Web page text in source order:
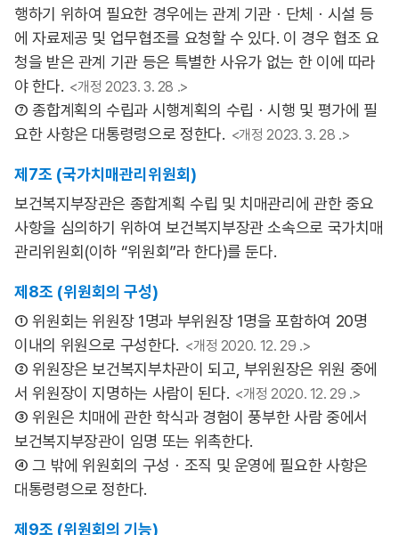
행하기 위하여 필요한 경우에는 관계 기관ㆍ단체ㆍ시설 등
에 자료제공 및 업무협조를 요청할 수 있다. 이 경우 협조 요
청을 받은 관계 기관 등은 특별한 사유가 없는 한 이에 따라
야 한다. <개정 2023. 3. 28 .>
⑦ 종합계획의 수립과 시행계획의 수립ㆍ시행 및 평가에 필
요한 사항은 대통령령으로 정한다. <개정 2023. 3. 28 .>
제7조 (국가치매관리위원회)
보건복지부장관은 종합계획 수립 및 치매관리에 관한 중요
사항을 심의하기 위하여 보건복지부장관 소속으로 국가치매
관리위원회(이하 “위원회”라 한다)를 둔다.
제8조 (위원회의 구성)
① 위원회는 위원장 1명과 부위원장 1명을 포함하여 20명
이내의 위원으로 구성한다. <개정 2020. 12. 29 .>
② 위원장은 보건복지부차관이 되고, 부위원장은 위원 중에
서 위원장이 지명하는 사람이 된다. <개정 2020. 12. 29 .>
③ 위원은 치매에 관한 학식과 경험이 풍부한 사람 중에서
보건복지부장관이 임명 또는 위촉한다.
④ 그 밖에 위원회의 구성ㆍ조직 및 운영에 필요한 사항은
대통령령으로 정한다.
제9조 (위원회의 기능)